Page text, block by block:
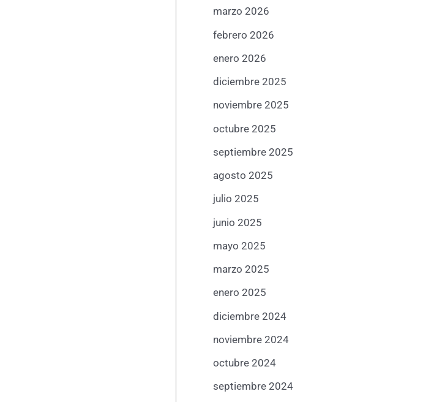
marzo 2026
febrero 2026
enero 2026
diciembre 2025
noviembre 2025
octubre 2025
septiembre 2025
agosto 2025
julio 2025
junio 2025
mayo 2025
marzo 2025
enero 2025
diciembre 2024
noviembre 2024
octubre 2024
septiembre 2024